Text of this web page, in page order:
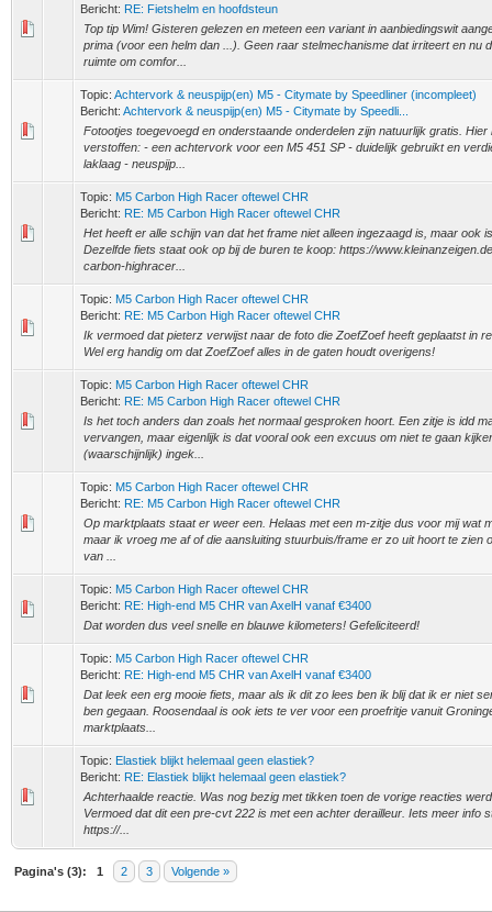
Bericht: RE: Fietshelm en hoofdsteun
Top tip Wim! Gisteren gelezen en meteen een variant in aanbiedingswit
prima (voor een helm dan ...). Geen raar stelmechanisme dat irriteert en nu
ruimte om comfor...
Topic: Achtervork & neuspijp(en) M5 - Citymate by Speedliner (incompleet)
Bericht: Achtervork & neuspijp(en) M5 - Citymate by Speedli...
Fotootjes toegevoegd en onderstaande onderdelen zijn natuurlijk gratis. Hier
verstoffen: - een achtervork voor een M5 451 SP - duidelijk gebruikt en
laklaag - neuspijp...
Topic: M5 Carbon High Racer oftewel CHR
Bericht: RE: M5 Carbon High Racer oftewel CHR
Het heeft er alle schijn van dat het frame niet alleen ingezaagd is, maar ook
Dezelfde fiets staat ook op bij de buren te koop: https://
carbon-highracer...
Topic: M5 Carbon High Racer oftewel CHR
Bericht: RE: M5 Carbon High Racer oftewel CHR
Ik vermoed dat pieterz verwijst naar de foto die ZoefZoef heeft geplaatst in
Wel erg handig om dat ZoefZoef alles in de gaten houdt overigens!
Topic: M5 Carbon High Racer oftewel CHR
Bericht: RE: M5 Carbon High Racer oftewel CHR
Is het toch anders dan zoals het normaal gesproken hoort. Een zitje is idd
vervangen, maar eigenlijk is dat vooral ook een excuus om niet te gaan
(waarschijnlijk) ingek...
Topic: M5 Carbon High Racer oftewel CHR
Bericht: RE: M5 Carbon High Racer oftewel CHR
Op marktplaats staat er weer een. Helaas met een m-zitje dus voor mij wat
maar ik vroeg me af of die aansluiting stuurbuis/frame er zo uit hoort te zien
van ...
Topic: M5 Carbon High Racer oftewel CHR
Bericht: RE: High-end M5 CHR van AxelH vanaf €3400
Dat worden dus veel snelle en blauwe kilometers! Gefeliciteerd!
Topic: M5 Carbon High Racer oftewel CHR
Bericht: RE: High-end M5 CHR van AxelH vanaf €3400
Dat leek een erg mooie fiets, maar als ik dit zo lees ben ik blij dat ik er niet
ben gegaan. Roosendaal is ook iets te ver voor een proefritje vanuit
marktplaats...
Topic: Elastiek blijkt helemaal geen elastiek?
Bericht: RE: Elastiek blijkt helemaal geen elastiek?
Achterhaalde reactie. Was nog bezig met tikken toen de vorige reacties
Vermoed dat dit een pre-cvt 222 is met een achter derailleur. Iets meer info
https://...
Pagina's (3): 1 2 3 Volgende »